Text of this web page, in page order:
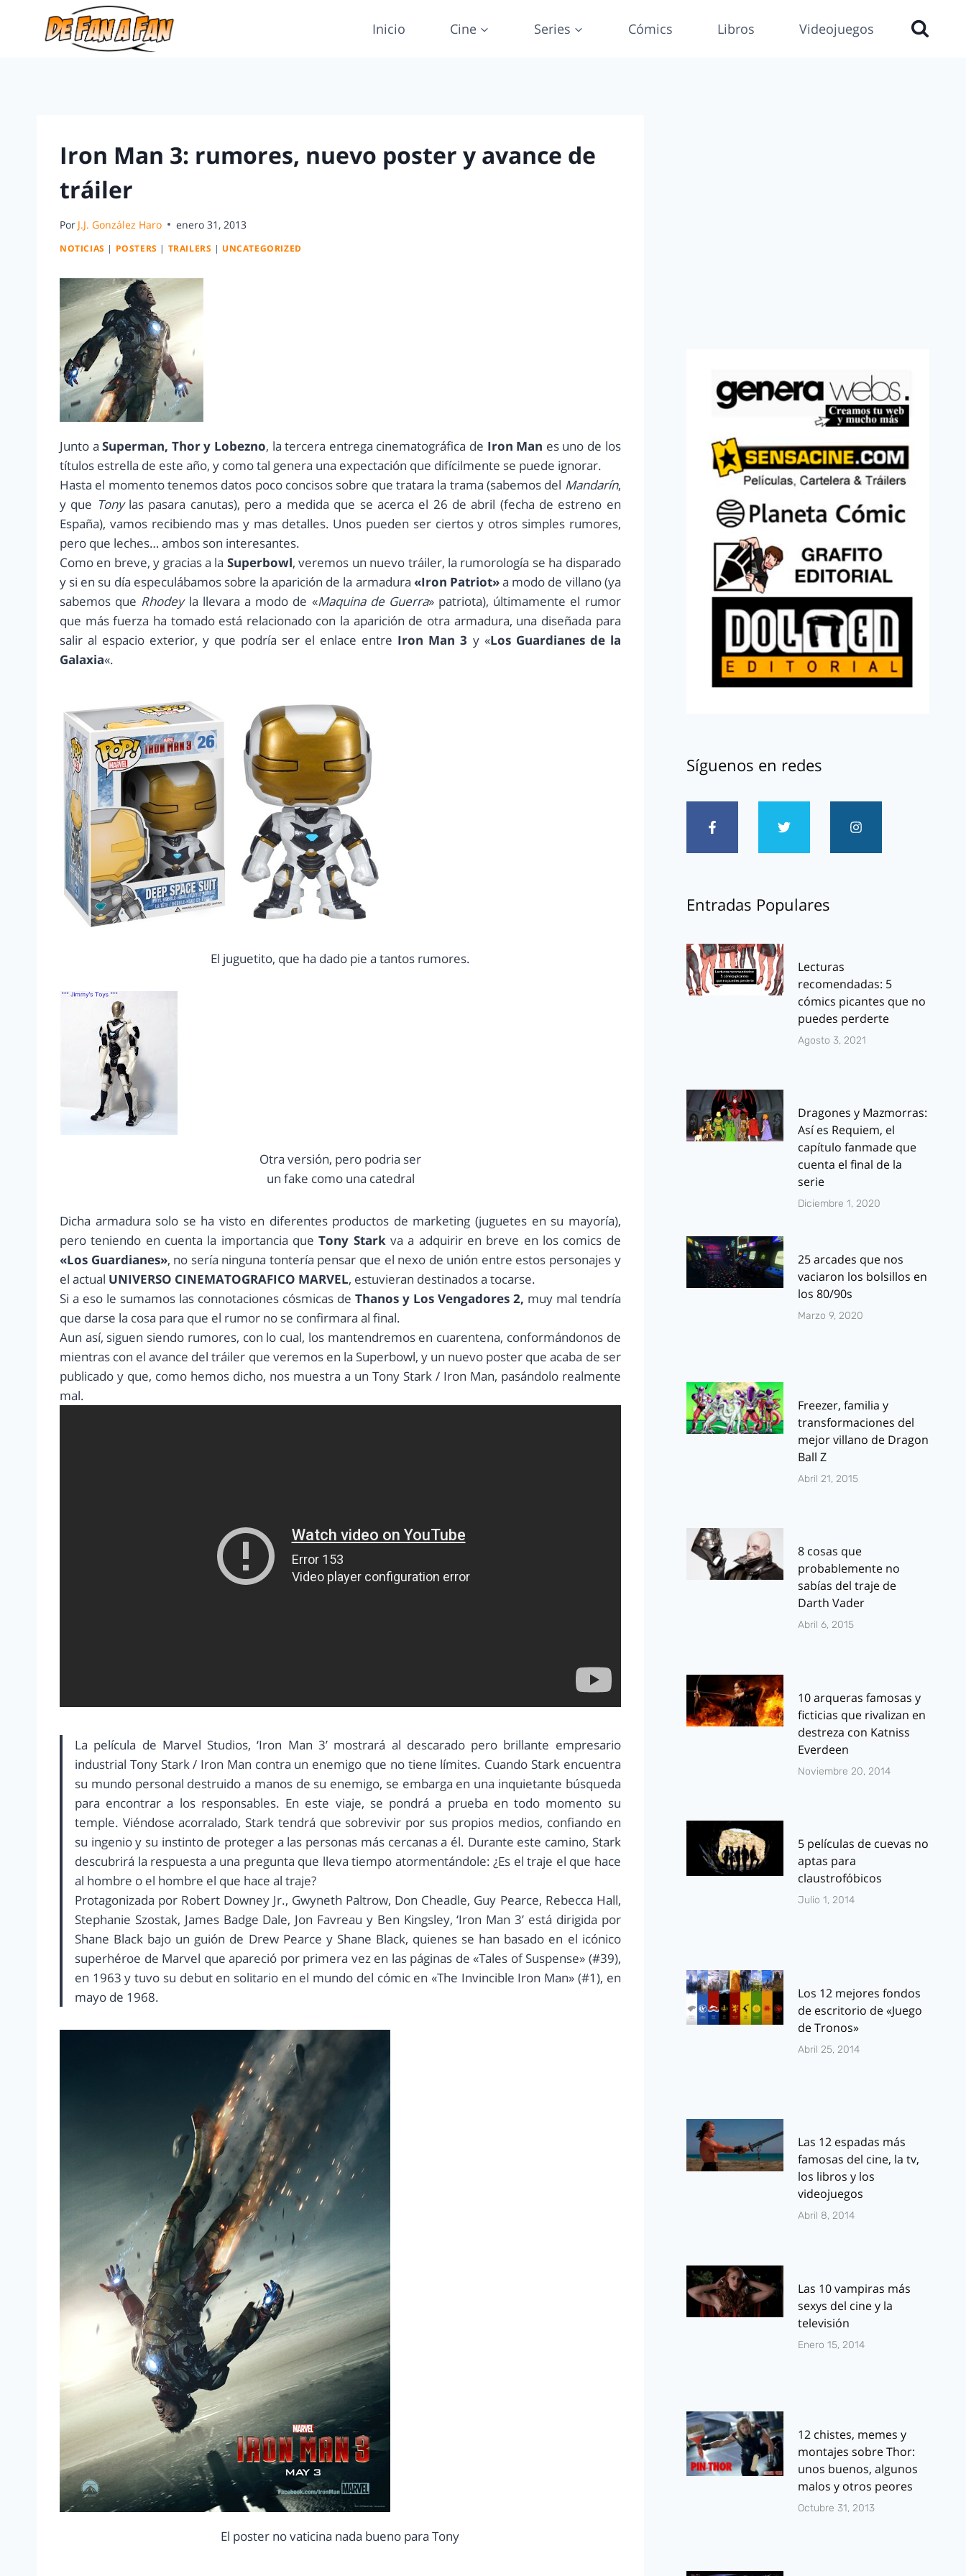
Inicio Cine Series Cómics Libros Videojuegos
Iron Man 3: rumores, nuevo poster y avance de
tráiler
Por J.J. González Haro enero 31, 2013
NOTICIAS | POSTERS | TRAILERS | UNCATEGORIZED
Junto aSuperman, Thor y Lobezno, la tercera entrega cinematográfica de Iron Man es uno de los
títulos estrella de este año, y como tal genera una expectación que difícilmente se puede ignorar.
Hasta el momento tenemos datos poco concisos sobre que tratara la trama (sabemos del Mandarín,
y que Tony las pasara canutas), pero a medida que se acerca el 26 de abril (fecha de estreno en
España), vamos recibiendo mas y mas detalles. Unos pueden ser ciertos y otros simples rumores,
pero que leches… ambos son interesantes.
Como en breve, y gracias a la Superbowl, veremos un nuevo tráiler, la rumorología se ha disparado
y si en su día especulábamos sobre la aparición de la armadura «Iron Patriot»a modo de villano (ya
sabemos que Rhodeyla llevara a modo de «Maquina de Guerra» patriota), últimamente el rumor
que más fuerza ha tomado está relacionado con la aparición de otra armadura, una diseñada para
salir al espacio exterior, y que podría ser el enlace entre Iron Man 3 y «Los Guardianes de la
Galaxia«.
El juguetito, que ha dado pie a tantos rumores.
Otra versión, pero podria ser
un fake como una catedral
Dicha armadura solo se ha visto en diferentes productos de marketing (juguetes en su mayoría),
pero teniendo en cuenta la importancia queTony Stark va a adquirir en breve en los comics de
«Los Guardianes», no sería ninguna tontería pensar que el nexo de unión entre estos personajes y
el actual UNIVERSO CINEMATOGRAFICO MARVEL, estuvieran destinados a tocarse.
Si a eso le sumamos las connotaciones cósmicas de Thanos y Los Vengadores 2, muy mal tendría
que darse la cosa para que el rumor no se confirmara al final.
Aun así, siguen siendo rumores, con lo cual, los mantendremos en cuarentena, conformándonos de
mientras con el avance del tráiler que veremos en la Superbowl, y un nuevo poster que acaba de ser
publicado y que, como hemos dicho, nos muestra a un Tony Stark / Iron Man, pasándolo realmente
mal.
La película de Marvel Studios, ‘Iron Man 3’ mostrará al descarado pero brillante empresario
industrial Tony Stark / Iron Man contra un enemigo que no tiene límites. Cuando Stark encuentra
su mundo personal destruido a manos de su enemigo, se embarga en una inquietante búsqueda
para encontrar a los responsables. En este viaje, se pondrá a prueba en todo momento su
temple. Viéndose acorralado, Stark tendrá que sobrevivir por sus propios medios, confiando en
su ingenio y su instinto de proteger a las personas más cercanas a él. Durante este camino, Stark
descubrirá la respuesta a una pregunta que lleva tiempo atormentándole: ¿Es el traje el que hace
al hombre o el hombre el que hace al traje?
Protagonizada por Robert Downey Jr., Gwyneth Paltrow, Don Cheadle, Guy Pearce, Rebecca Hall,
Stephanie Szostak, James Badge Dale, Jon Favreau y Ben Kingsley, ‘Iron Man 3’ está dirigida por
Shane Black bajo un guión de Drew Pearce y Shane Black, quienes se han basado en el icónico
superhéroe de Marvel que apareció por primera vez en las páginas de «Tales of Suspense» (#39),
en 1963 y tuvo su debut en solitario en el mundo del cómic en «The Invincible Iron Man» (#1), en
mayo de 1968.
El poster no vaticina nada bueno para Tony
Síguenos en redes
Entradas Populares
Lecturas
recomendadas: 5
cómics picantes que no
puedes perderte
Agosto 3, 2021
Dragones y Mazmorras:
Así es Requiem, el
capítulo fanmade que
cuenta el final de la
serie
Diciembre 1, 2020
25 arcades que nos
vaciaron los bolsillos en
los 80/90s
Marzo 9, 2020
Freezer, familia y
transformaciones del
mejor villano de Dragon
Ball Z
Abril 21, 2015
8 cosas que
probablemente no
sabías del traje de
Darth Vader
Abril 6, 2015
10 arqueras famosas y
ficticias que rivalizan en
destreza con Katniss
Everdeen
Noviembre 20, 2014
5 películas de cuevas no
aptas para
claustrofóbicos
Julio 1, 2014
Los 12 mejores fondos
de escritorio de «Juego
de Tronos»
Abril 25, 2014
Las 12 espadas más
famosas del cine, la tv,
los libros y los
videojuegos
Abril 8, 2014
Las 10 vampiras más
sexys del cine y la
televisión
Enero 15, 2014
12 chistes, memes y
montajes sobre Thor:
unos buenos, algunos
malos y otros peores
Octubre 31, 2013